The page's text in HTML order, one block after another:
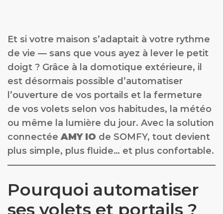
Et si votre maison s’adaptait à votre rythme
de vie — sans que vous ayez à lever le petit
doigt ? Grâce à la domotique extérieure, il
est désormais possible d’automatiser
l’ouverture de vos portails et la fermeture
de vos volets selon vos habitudes, la météo
ou même la lumière du jour. Avec la solution
connectée AMY IO de SOMFY, tout devient
plus simple, plus fluide… et plus confortable.
Pourquoi automatiser
ses volets et portails ?